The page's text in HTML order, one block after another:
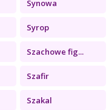
Synowa
Syrop
Szachowe fig...
Szafir
Szakal